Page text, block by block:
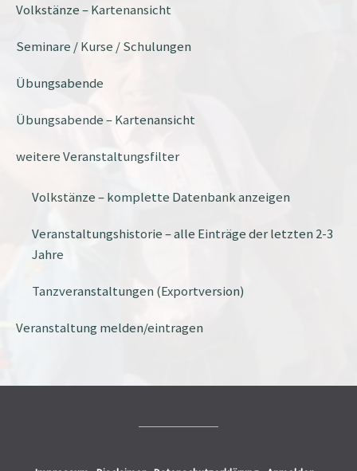
Volkstänze – Kartenansicht
Seminare / Kurse / Schulungen
Übungsabende
Übungsabende – Kartenansicht
weitere Veranstaltungsfilter
Volkstänze – komplette Datenbank anzeigen
Veranstaltungshistorie – alle Einträge der letzten 2-3
Jahre
Tanzveranstaltungen (Exportversion)
Veranstaltung melden/eintragen